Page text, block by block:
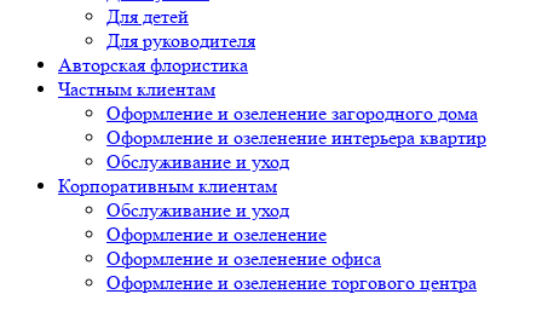
Для детей
Для руководителя
Авторская флористика
Частным клиентам
Оформление и озеленение загородного дома
Оформление и озеленение интерьера квартир
Обслуживание и уход
Корпоративным клиентам
Обслуживание и уход
Оформление и озеленение
Оформление и озеленение офиса
Оформление и озеленение торгового центра